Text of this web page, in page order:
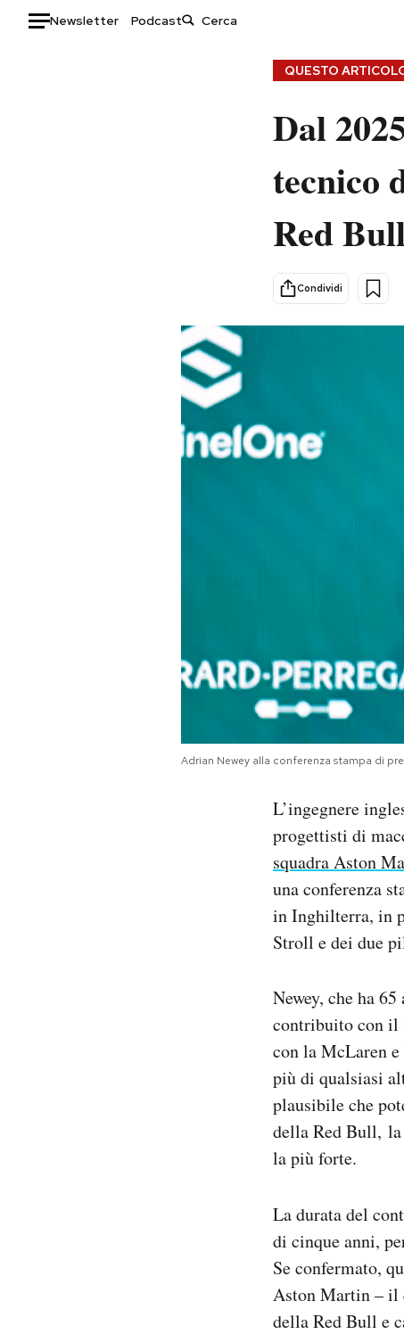
Newsletter Podcast
Storie/Idee
Altrecose
Mondiali calcio 2026
QUESTO
Dal
tecnico
Red
Condividi
Adrian Newey alla conferenza stampa di
L’ingegnere
progettisti di
squadra Aston
una conferenza
in Inghilterra, in
Stroll e dei due
Newey, che ha
contribuito con
con la McLaren
più di qualsiasi
plausibile che
della Red Bull, la
la più forte.
La durata del
di cinque anni,
Se confermato,
Aston Martin – il
della Red Bull e